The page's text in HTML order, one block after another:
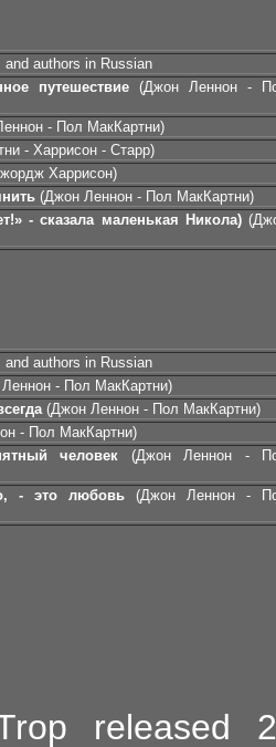
and authors in Russian
путешествие (Джон Леннон -
- Пол МакКартни)
- Харрисон - Старр)
Харрисон)
(Джон Леннон - Пол МакКартни)
- сказала маленькая Никола)
and authors in Russian
- Пол МакКартни)
(Джон Леннон - Пол МакКартни)
- Пол МакКартни)
человек (Джон Леннон -
- это любовь (Джон Леннон -
released